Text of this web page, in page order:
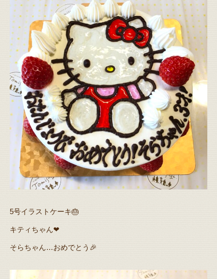
5号イラストケーキ🎂
キティちゃん❤
そらちゃん…おめでとう🎉